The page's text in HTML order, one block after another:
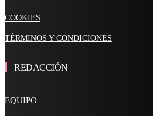
COOKIES
TÉRMINOS Y CONDICIONES
REDACCIÓN
EQUIPO